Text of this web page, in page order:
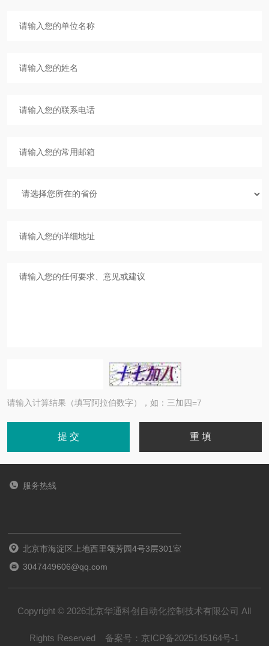
请输入计算结果（填写阿拉伯数字），如：三加四=7
服务热线
北京市海淀区上地西里颂芳园4号3层301室
3047449606@qq.com
Copyright © 2026北京华通科创自动化控制技术有限公司 All
Rights Reserved 备案号： 京ICP备2025145164号-1